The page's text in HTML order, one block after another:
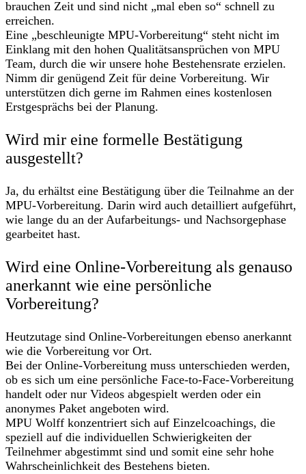
brauchen Zeit und sind nicht „mal eben so“ schnell zu
erreichen.
Eine „beschleunigte MPU-Vorbereitung“ steht nicht im
Einklang mit den hohen Qualitätsansprüchen von MPU
Team, durch die wir unsere hohe Bestehensrate erzielen.
Nimm dir genügend Zeit für deine Vorbereitung. Wir
unterstützen dich gerne im Rahmen eines kostenlosen
Erstgesprächs bei der Planung.
Wird mir eine formelle Bestätigung
ausgestellt?
Ja, du erhältst eine Bestätigung über die Teilnahme an der
MPU-Vorbereitung. Darin wird auch detailliert aufgeführt,
wie lange du an der Aufarbeitungs- und Nachsorgephase
gearbeitet hast.
Wird eine Online-Vorbereitung als genauso
anerkannt wie eine persönliche
Vorbereitung?
Heutzutage sind Online-Vorbereitungen ebenso anerkannt
wie die Vorbereitung vor Ort.
Bei der Online-Vorbereitung muss unterschieden werden,
ob es sich um eine persönliche Face-to-Face-Vorbereitung
handelt oder nur Videos abgespielt werden oder ein
anonymes Paket angeboten wird.
MPU Wolff konzentriert sich auf Einzelcoachings, die
speziell auf die individuellen Schwierigkeiten der
Teilnehmer abgestimmt sind und somit eine sehr hohe
Wahrscheinlichkeit des Bestehens bieten.